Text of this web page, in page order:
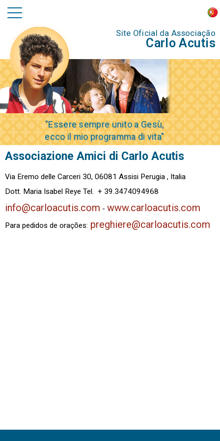
Site Oficial da Associação
Carlo Acutis
"Essere sempre unito a Gesù,
ecco il mio programma di vita"
Associazione Amici di Carlo Acutis
Via Eremo delle Carceri 30, 06081 Assisi Perugia , Italia
Dott. Maria Isabel Reye Tel. + 39.3474094968
info@carloacutis.com - www.carloacutis.com
Para pedidos de orações: preghiere@carloacutis.com